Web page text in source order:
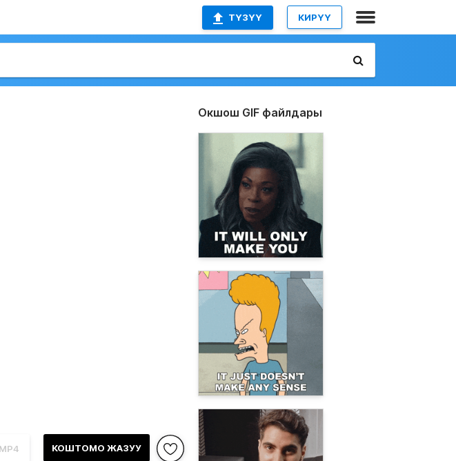
ТҮЗҮҮ КИРҮҮ
КОШТОМО ЖАЗУУ
Окшош GIF файлдары